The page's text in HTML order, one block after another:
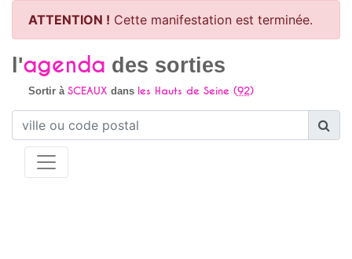
ATTENTION ! Cette manifestation est terminée.
l'agenda des sorties
Sortir à SCEAUX dans les Hauts de Seine (92)